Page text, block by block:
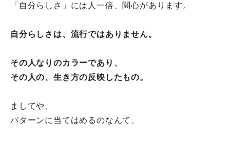
「自分らしさ」には人一倍、関心があります。
自分らしさは、流行ではありません。
その人なりのカラーであり、
その人の、生き方の反映したもの。
ましてや、
パターンに当てはめるのなんて、